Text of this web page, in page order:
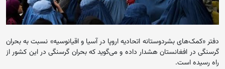
دفتر «کمک‌های بشردوستانه اتحادیه اروپا در آسیا و اقیانوسیه» نسبت به بحران
گرسنگی در افغانستان هشدار داده و می‌گوید که بحران گرسنگی در این کشور از
راه رسیده است.